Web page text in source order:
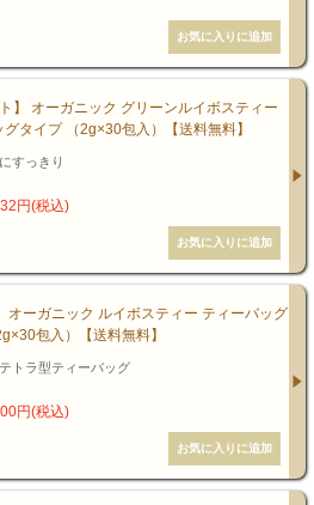
ト】 オーガニック グリーンルイボスティー
グタイプ （2g×30包入）【送料無料】
すっきり
円(税込)
オーガニック ルイボスティー ティーバッグ
包入）【送料無料】
トラ型ティーバッグ
円(税込)